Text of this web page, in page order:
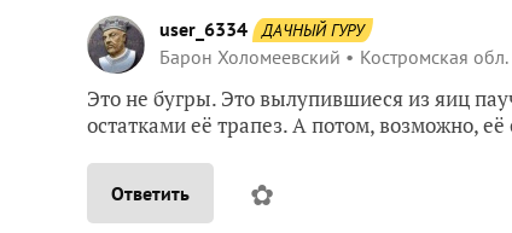
user_6334 ДАЧНЫЙ ГУРУ
Барон Холомеевский Костромская обл.
Это не бугры. Это вылупившиеся из яиц
остатками её трапез. А потом, возможно, её
Ответить ✿